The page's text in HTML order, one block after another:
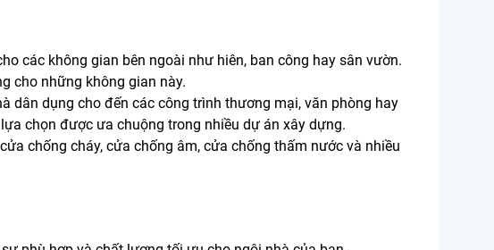
các không gian bên ngoài như hiên, ban công hay sân vườn.
cho những không gian này.
dụng cho đến các công trình thương mại, văn phòng hay
chọn được ưa chuộng trong nhiều dự án xây dựng.
chống cháy, cửa chống âm, cửa chống thấm nước và nhiều
phù hợp và chất lượng tối ưu cho ngôi nhà của bạn.